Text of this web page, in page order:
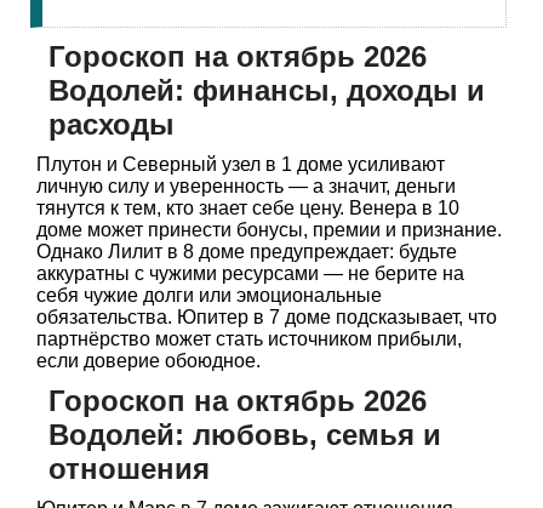
Гороскоп на октябрь 2026
Водолей: финансы, доходы и
расходы
Плутон и Северный узел в 1 доме усиливают
личную силу и уверенность — а значит, деньги
тянутся к тем, кто знает себе цену. Венера в 10
доме может принести бонусы, премии и признание.
Однако Лилит в 8 доме предупреждает: будьте
аккуратны с чужими ресурсами — не берите на
себя чужие долги или эмоциональные
обязательства. Юпитер в 7 доме подсказывает, что
партнёрство может стать источником прибыли,
если доверие обоюдное.
Гороскоп на октябрь 2026
Водолей: любовь, семья и
отношения